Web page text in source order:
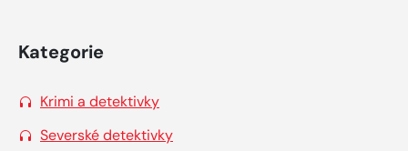
Kategorie
Krimi a detektivky
Severské detektivky